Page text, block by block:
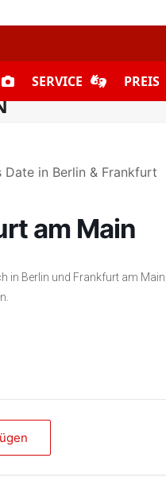
SERVICE PREIS
am Main
in Berlin und Frankfurt am